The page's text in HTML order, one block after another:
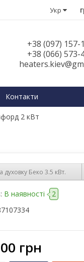
Укр
+38 (097) 157-
+38 (066) 573-
Контакти
2 кВт
духовку Беко 3.5 кВт.
В наявності 2
грн